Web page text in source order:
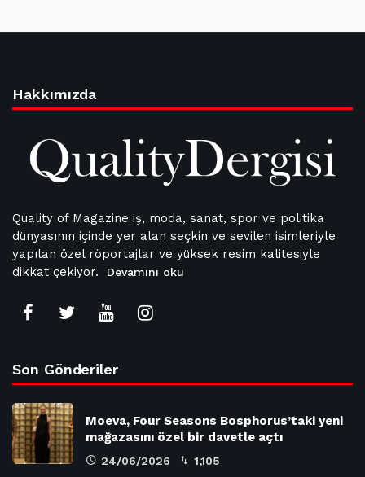
Hakkımızda
Quality of Magazine iş, moda, sanat, spor ve politika
dünyasının içinde yer alan seçkin ve sevilen isimleriyle
yapılan özel röportajlar ve yüksek resim kalitesiyle
dikkat çekiyor.
Devamını oku
Son Gönderiler
Moeva, Four Seasons Bosphorus’taki yeni
mağazasını özel bir davetle açtı
24/06/2026 1,105